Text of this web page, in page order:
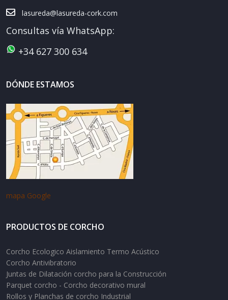
lasureda@lasureda-cork.com
Consultas vía WhatsApp:
+34 627 300 634
DÓNDE ESTAMOS
mapa Google
PRODUCTOS DE CORCHO
Corcho Ecologico Aislamiento Termo Acústico
Corcho Antivibratorio
Juntas de Dilatación corcho para la Construcción
Parquet corcho - Corcho decorativo mural
Rollos y Planchas de corcho Industrial